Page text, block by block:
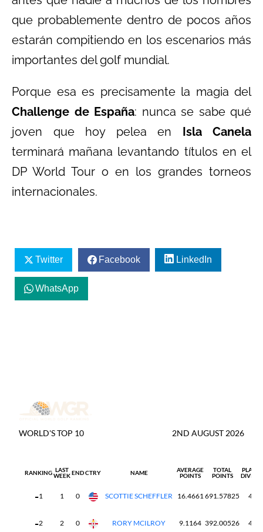
que probablemente dentro de pocos años
estarán compitiendo en los escenarios más
importantes del golf mundial.
Porque esa es precisamente la magia del
Challenge de España: nunca se sabe qué
joven que hoy pelea en Isla Canela
terminará mañana levantando títulos en el
DP World Tour o en los grandes torneos
internacionales.
Twitter Facebook LinkedIn
WhatsApp